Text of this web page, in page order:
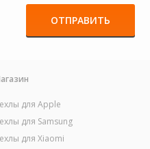
ОТПРАВИТЬ
для Apple
для Samsung
для Xiaomi